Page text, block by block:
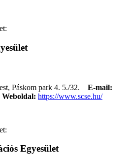
Páskom park 4. 5./32. E-mail:
Weboldal: https://www.scse.hu/
Egyesület